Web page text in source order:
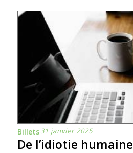
Billets31 janvier 2025
De l’idiotie humaine